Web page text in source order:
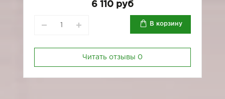
6 110 руб
В корзину
Читать отзывы 0